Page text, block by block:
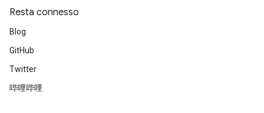
Resta connesso
Blog
GitHub
Twitter
哔哩哔哩